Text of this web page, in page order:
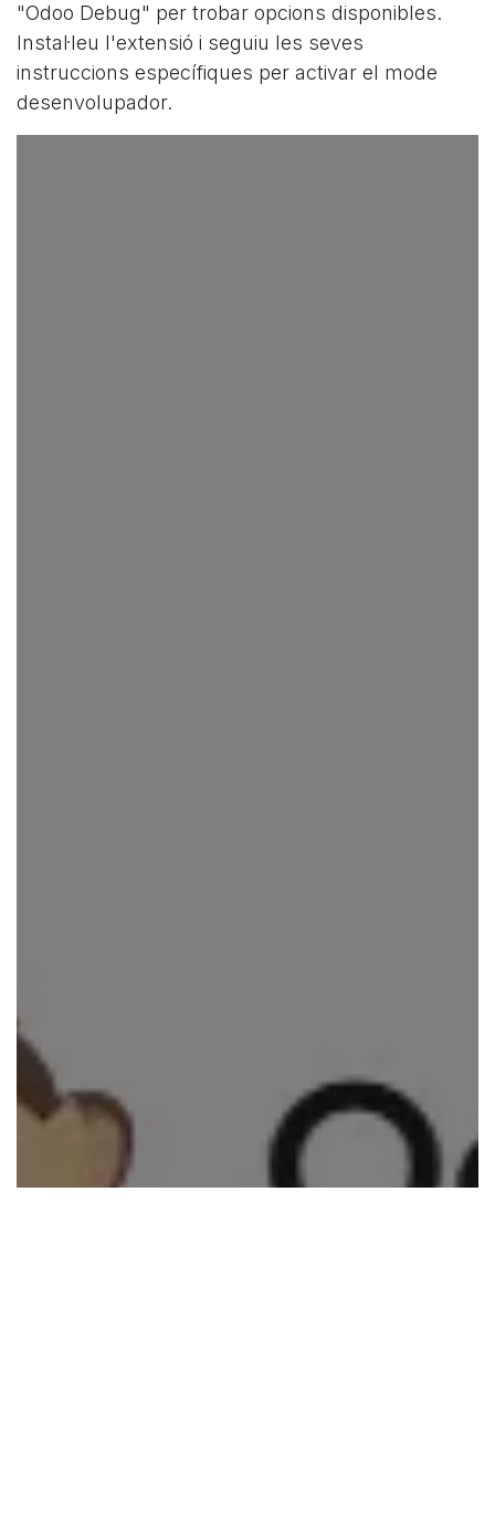
"Odoo Debug" per trobar opcions disponibles.
Instal·leu l'extensió i seguiu les seves
instruccions específiques per activar el mode
desenvolupador.